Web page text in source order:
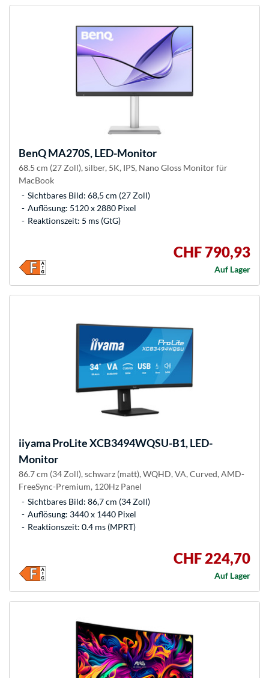
BenQMA270S, LED-Monitor
68.5 cm (27 Zoll), silber, 5K, IPS, Nano Gloss Monitor für
MacBook
Sichtbares Bild: 68,5 cm (27 Zoll)
Auflösung: 5120 x 2880 Pixel
Reaktionszeit: 5 ms (GtG)
CHF 790,93
Auf Lager
iiyamaProLite XCB3494WQSU-B1, LED-
Monitor
86.7 cm (34 Zoll), schwarz (matt), WQHD, VA, Curved, AMD-
FreeSync-Premium, 120Hz Panel
Sichtbares Bild: 86,7 cm (34 Zoll)
Auflösung: 3440 x 1440 Pixel
Reaktionszeit: 0.4 ms (MPRT)
CHF 224,70
Auf Lager